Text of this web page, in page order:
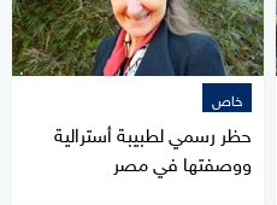
خاص
حظر رسمي لطبيبة أسترالية
ووصفتها في مصر